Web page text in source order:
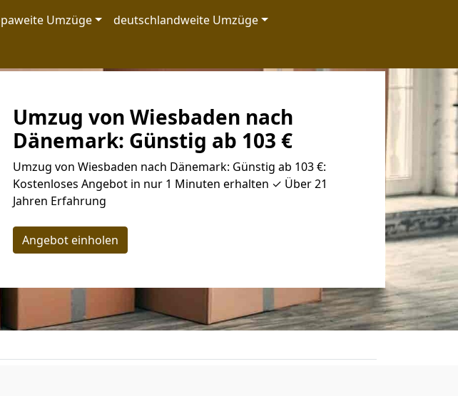
Umzüge
deutschlandweite Umzüge
Umzug von Wiesbaden nach
Dänemark: Günstig ab 103 €
Umzug von Wiesbaden nach Dänemark: Günstig ab 103 €:
Kostenloses Angebot in nur 1 Minuten erhalten ✓ Über 21
Jahren Erfahrung
Angebot einholen